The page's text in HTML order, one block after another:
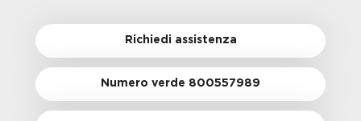
Richiedi assistenza
Numero verde 800557989